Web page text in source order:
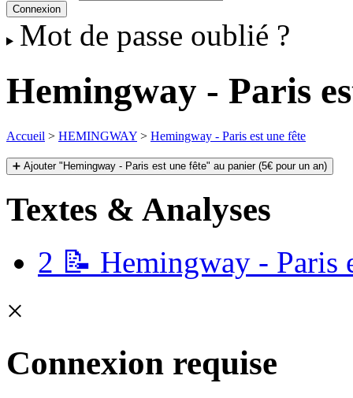
Mot de passe oublié ?
Hemingway - Paris
Accueil > HEMINGWAY > Hemingway - Paris est une fête
➕ Ajouter "Hemingway - Paris est une fête" au panier (5€ pour un an)
Textes & Analyses
2 📝 Hemingway - Paris
×
Connexion requise